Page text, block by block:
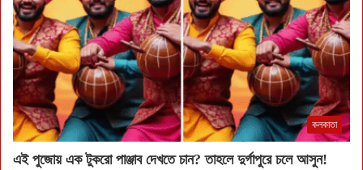
কলকাতা
এই পুজোয় এক টুকরো পাঞ্জাব দেখতে চান? তাহলে দুর্গাপুরে চলে আসুন!